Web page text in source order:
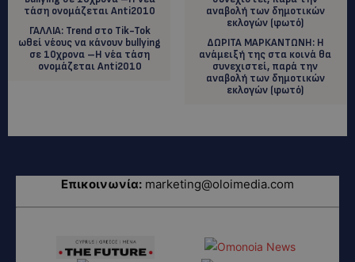
ΓΑΛΛΙΑ: Trend στο Τik-Tok
ωθεί νέους να κάνουν bullying
σε 10χρονα –Η νέα τάση
ονομάζεται Anti2010
ΔΩΡΙΤΑ ΜΑΡΚΑΝΤΩΝΗ: Η
ανάμειξή της στα κοινά θα
συνεχιστεί, παρά την
αναβολή των δημοτικών
εκλογών (φωτό)
Επικοινωνία: marketing@oloimedia.com